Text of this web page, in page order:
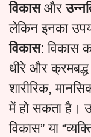
विकासऔर
लेकिन इनका
विकास: विकास
धीरे और क्रमबद्ध
शारीरिक,
में हो सकता है।
विकास” या